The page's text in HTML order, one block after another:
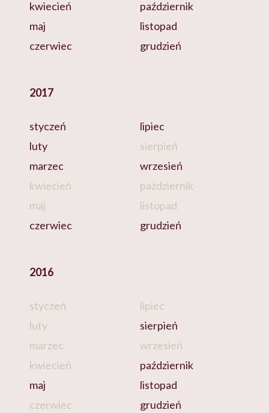
kwiecień
maj
czerwiec
październik
listopad
grudzień
2017
styczeń
luty
marzec
kwiecień
maj
czerwiec
lipiec
sierpień
wrzesień
październik
listopad
grudzień
2016
styczeń
luty
marzec
kwiecień
maj
czerwiec
lipiec
sierpień
wrzesień
październik
listopad
grudzień